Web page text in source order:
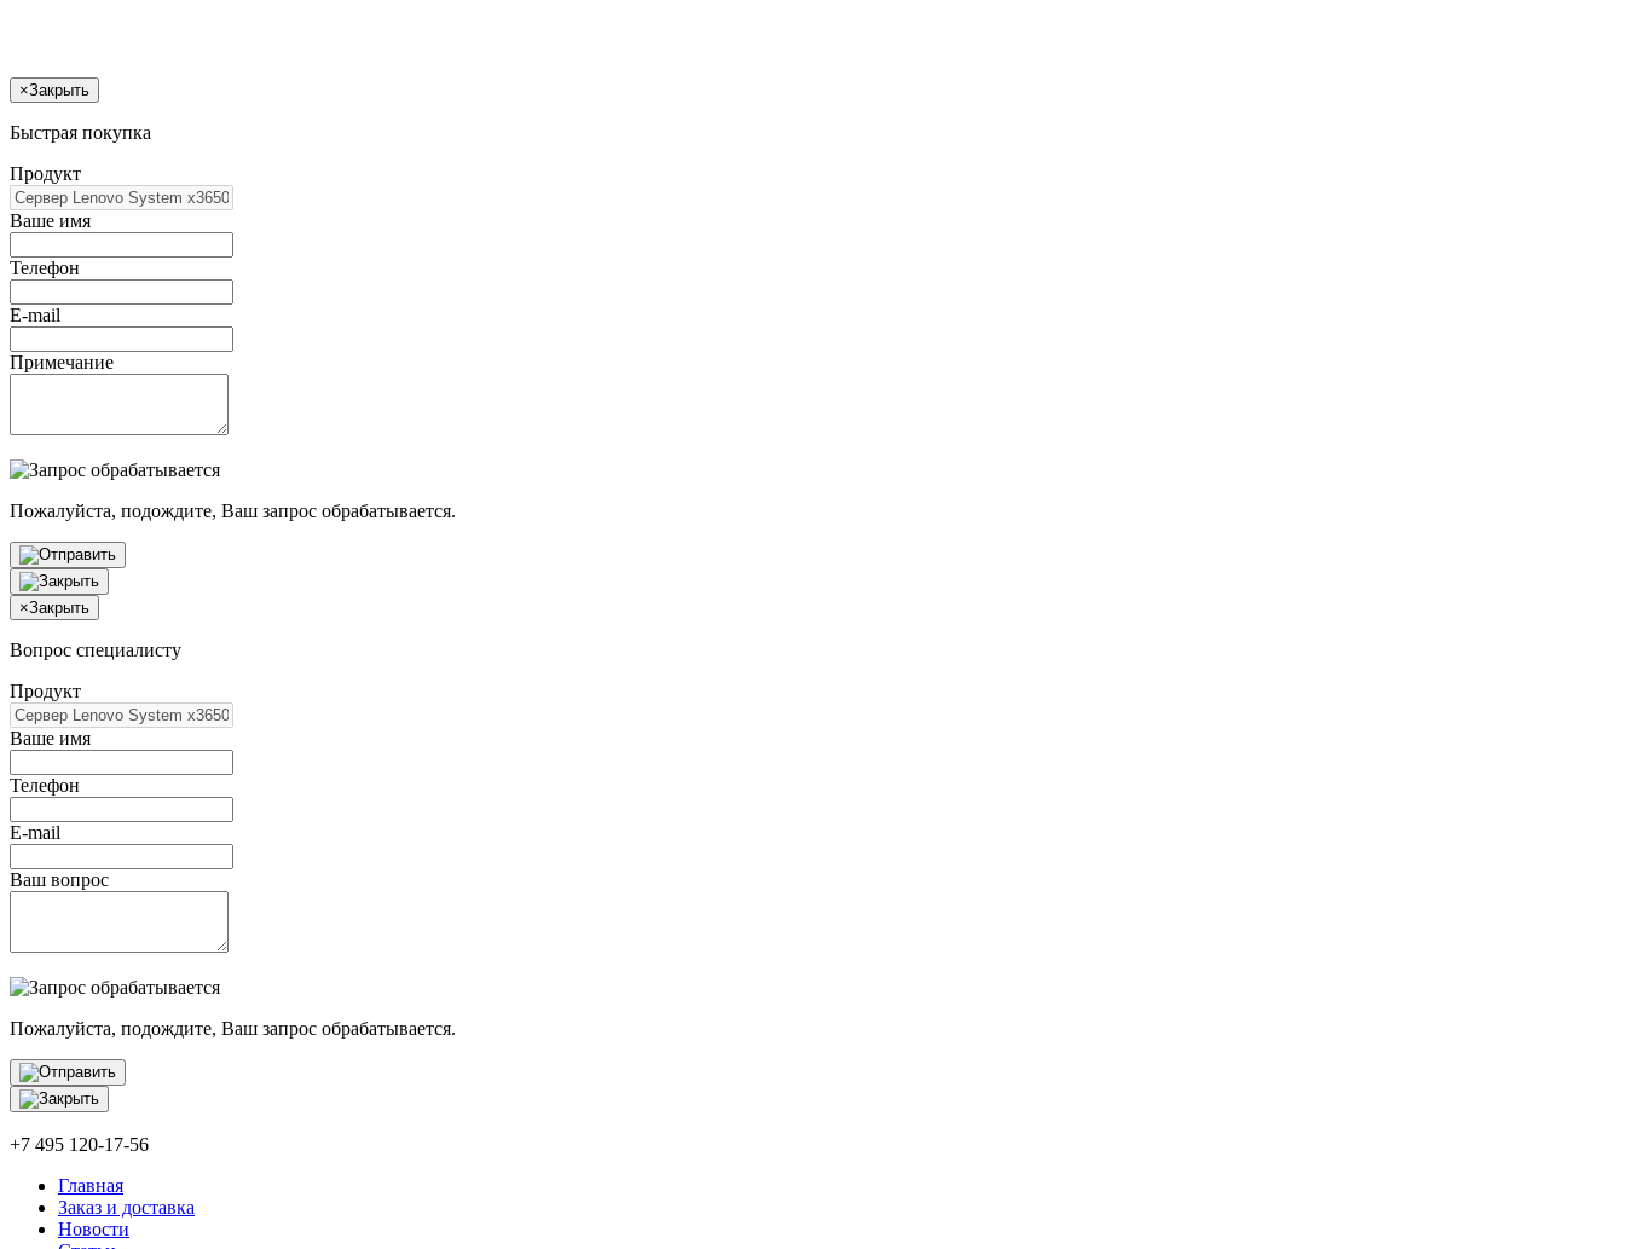
×Закрыть
Быстрая покупка
Продукт
Ваше имя
Телефон
E-mail
Примечание
Пожалуйста, подождите, Ваш запрос обрабатывается.
×Закрыть
Вопрос специалисту
Продукт
Ваше имя
Телефон
E-mail
Ваш вопрос
Пожалуйста, подождите, Ваш запрос обрабатывается.
+7 495 120-17-56
Главная
Заказ и доставка
Новости